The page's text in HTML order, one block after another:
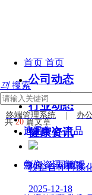
首页 首页
关于迪诺
迪诺
公司概况
产品中心 产品
中心
新闻资讯 新闻
끠 搜索
终端管理系统 办
公司动态
行业动态
健康资讯
共20篇文章
校企合作再深
2025-12-18